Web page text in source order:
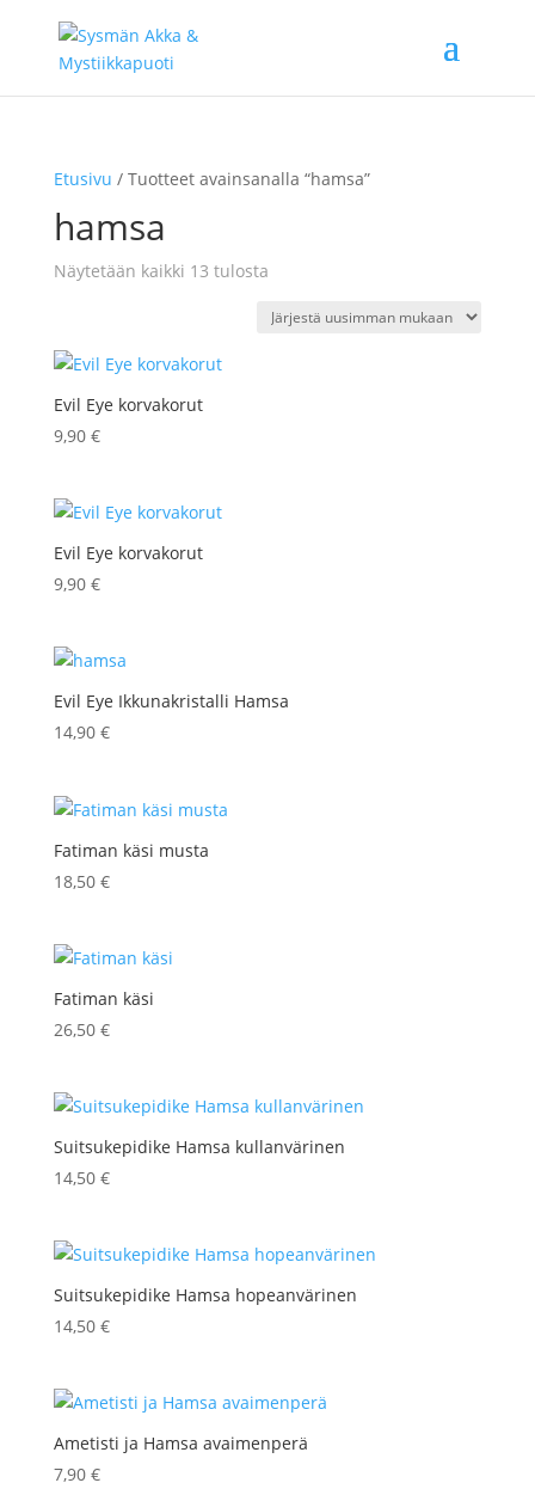
Etusivu / Tuotteet avainsanalla “hamsa”
hamsa
Näytetään kaikki 13 tulostaSorted
latest
Evil Eye korvakorut
9,90 €
Evil Eye korvakorut
9,90 €
Evil Eye Ikkunakristalli Hamsa
14,90 €
Fatiman käsi musta
18,50 €
Fatiman käsi
26,50 €
Suitsukepidike Hamsa kullanvärinen
14,50 €
Suitsukepidike Hamsa hopeanvärinen
14,50 €
Ametisti ja Hamsa avaimenperä
7,90 €